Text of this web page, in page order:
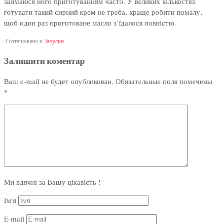
готувати такий сирний крем не треба, краще робити помалу,
щоб один раз приготоване масло з’їдалося повністю.
Розташовано в Закуски
Залишити коментар
Ваш e-mail не будет опубликован. Обязательные поля помечены
*
Ми вдячні за Вашу цікавість !
Ім'я
E-mail